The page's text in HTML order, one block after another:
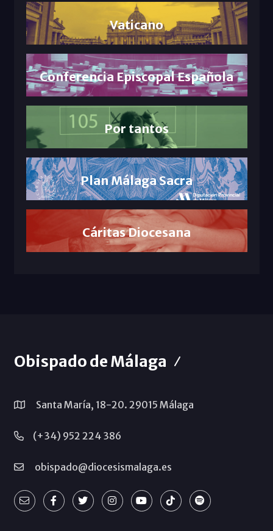
Vaticano
Conferencia Episcopal Española
Por tantos
Plan Málaga Sacra
Cáritas Diocesana
Obispado de Málaga
Santa María, 18-20. 29015 Málaga
(+34) 952 224 386
obispado@diocesismalaga.es